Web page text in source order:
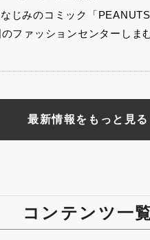
じみのコミック「
ファッションセンターしま
最新情報をもっと見る
コンテンツ一